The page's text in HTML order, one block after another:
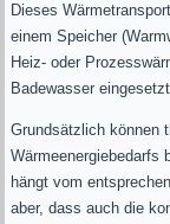
Dieses
einem Speicher
Heiz- oder
Badewasser
Grundsätzlich können
Wärmeenergiebedarfs
hängt vom
aber, dass auch die